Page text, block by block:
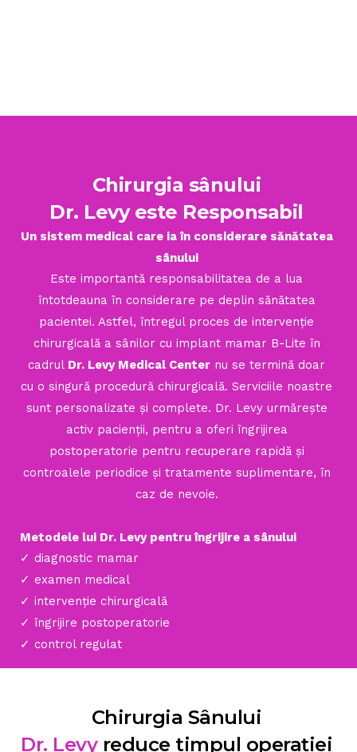
Chirurgia sânului
Dr. Levy este Responsabil
Un sistem medical care ia în considerare sănătatea
sânului
Este importantă responsabilitatea de a lua
întotdeauna în considerare pe deplin sănătatea
pacientei. Astfel, întregul proces de intervenție
chirurgicală a sânilor cu implant mamar B-Lite în
cadrul Dr. Levy Medical Center nu se termină doar
cu o singură procedură chirurgicală. Serviciile noastre
sunt personalizate și complete. Dr. Levy urmărește
activ pacienții, pentru a oferi îngrijirea
postoperatorie pentru recuperare rapidă și
controalele periodice și tratamente suplimentare, în
caz de nevoie.
Metodele lui Dr. Levy pentru îngrijire a sânului
✓ diagnostic mamar
✓ examen medical
✓ intervenție chirurgicală
✓ îngrijire postoperatorie
✓ control regulat
Chirurgia Sânului
Dr. Levyreduce timpul operației